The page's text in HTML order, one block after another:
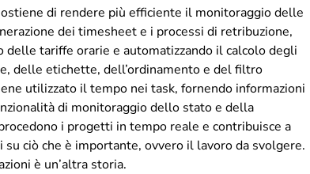
di rendere più efficiente il monitoraggio delle
dei timesheet e i processi di retribuzione,
tariffe orarie e automatizzando il calcolo degli
delle etichette, dell’ordinamento e del filtro
utilizzato il tempo nei task, fornendo informazioni
di monitoraggio dello stato e della
i progetti in tempo reale e contribuisce a
ciò che è importante, ovvero il lavoro da svolgere.
è un’altra storia.